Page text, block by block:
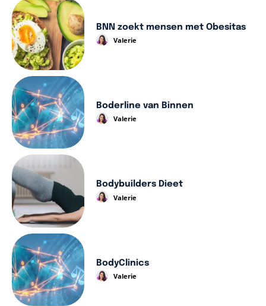
BNN zoekt mensen met Obesitas
Valerie
Boderline van Binnen
Valerie
Bodybuilders Dieet
Valerie
BodyClinics
Valerie